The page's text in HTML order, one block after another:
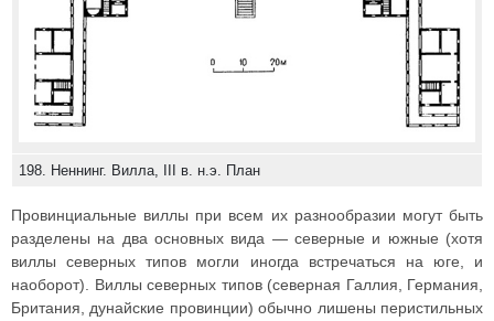
198. Неннинг. Вилла, III в. н.э. План
Провинциальные виллы при всем их разнообразии могут быть
разделены на два основных вида — северные и южные (хотя
виллы северных типов могли иногда встречаться на юге, и
наоборот). Виллы северных типов (северная Галлия, Германия,
Британия, дунайские провинции) обычно лишены перистильных